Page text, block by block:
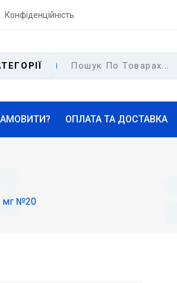
Конфіденційність
ОПЛАТА ТА ДОСТАВКА
мг №20